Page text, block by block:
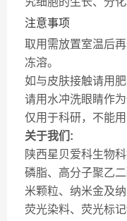
注意事项
取用需放置室温后
冻溶。
如与皮肤接触请用
请用水冲洗眼睛作为
仅用于科研，不能用
关于我们:
陕西星贝爱科生物
磷脂、高分子聚乙
米颗粒、纳米金及
荧光染料、荧光标